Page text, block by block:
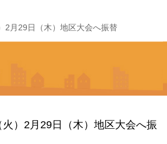
2月29日（木）地区大会へ振替
）2月29日（木）地区大会へ振